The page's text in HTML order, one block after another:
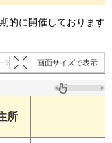
的に開催しております
画面サイズで表示
所